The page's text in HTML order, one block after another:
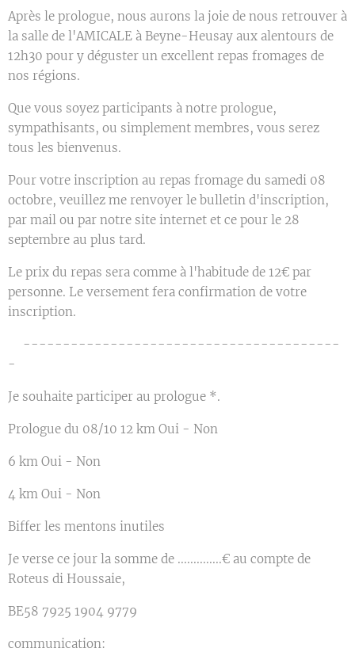
Après le prologue, nous aurons la joie de nous retrouver à
la salle de l'AMICALE à Beyne-Heusay aux alentours de
12h30 pour y déguster un excellent repas fromages de
nos régions.
Que vous soyez participants à notre prologue,
sympathisants, ou simplement membres, vous serez
tous les bienvenus.
Pour votre inscription au repas fromage du samedi 08
octobre, veuillez me renvoyer le bulletin d'inscription,
par mail ou par notre site internet et ce pour le 28
septembre au plus tard.
Le prix du repas sera comme à l'habitude de 12€ par
personne. Le versement fera confirmation de votre
inscription.
✂︎----------------------------------------
-
Je souhaite participer au prologue *.
Prologue du 08/10 12 km Oui - Non
6 km Oui - Non
4 km Oui - Non
Biffer les mentons inutiles
Je verse ce jour la somme de ..............€ au compte de
Roteus di Houssaie,
BE58 7925 1904 9779
communication: